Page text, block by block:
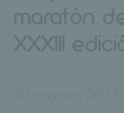
maratón
XXXIII